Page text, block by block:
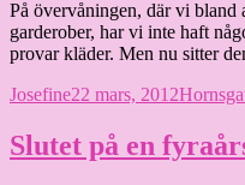
På övervåningen, där vi bland
garderober, har vi inte haft
provar kläder. Men nu sitter
Författare
JosefinePublicerat
22 mars, 2012
Slutet på en